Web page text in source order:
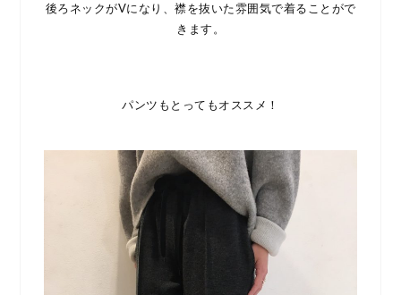
後ろネックがVになり、襟を抜いた雰囲気で着ることがで
きます。
パンツもとってもオススメ！